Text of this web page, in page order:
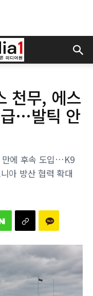
천무, 에스
…발틱 안
만에 후속 도입…K9
아 방산 협력 확대